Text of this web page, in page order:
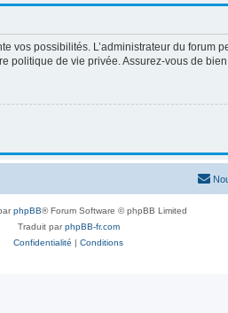
vos possibilités. L’administrateur du
politique de vie privée. Assurez-vous de
phpBB® Forum Software © phpBB Limited
Traduit parphpBB-fr.com
Confidentialité | Conditions